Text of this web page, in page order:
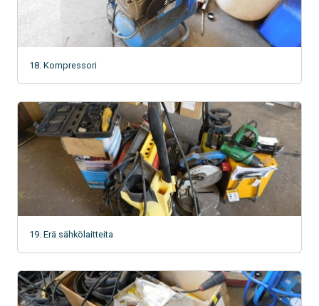
18. Kompressori
19. Erä sähkölaitteita